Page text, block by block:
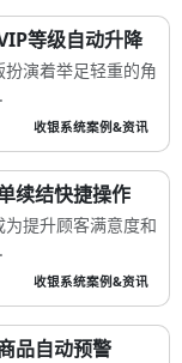
等级自动升降
演着举足轻重的角
收银系统案例&资讯
续结快捷操作
提升顾客满意度和
收银系统案例&资讯
品自动预警